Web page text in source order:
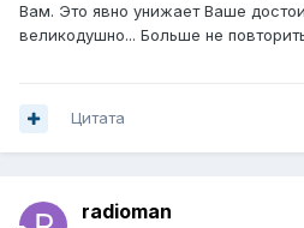
Вам. Это явно унижает Ваше
великодушно... Больше не
Цитата
radioman